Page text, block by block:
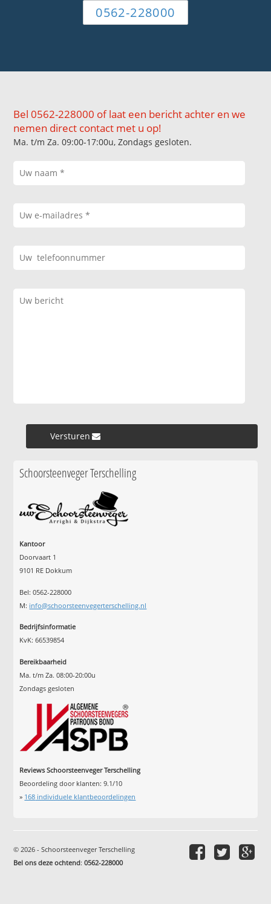
0562-228000
Bel 0562-228000 of laat een bericht achter en we
nemen direct contact met u op!
Ma. t/m Za. 09:00-17:00u, Zondags gesloten.
Versturen »
Schoorsteenveger Terschelling
Kantoor
Doorvaart 1
9101 RE Dokkum
Bel: 0562-228000
M: info@schoorsteenvegerterschelling.nl
Bedrijfsinformatie
KvK: 66539854
Bereikbaarheid
Ma. t/m Za. 08:00-20:00u
Zondags gesloten
Reviews Schoorsteenveger Terschelling
Beoordeling door klanten:9.1/10
» 168 individuele klantbeoordelingen
© 2026 - Schoorsteenveger Terschelling
Bel ons deze ochtend:0562-228000